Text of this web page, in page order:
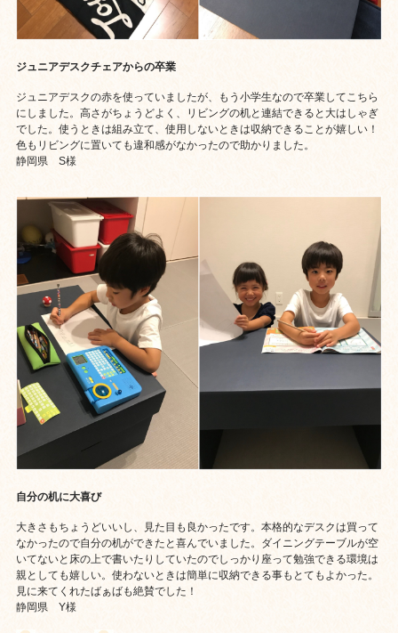
ジュニアデスクチェアからの卒業
ジュニアデスクの赤を使っていましたが、もう小学生なので卒業してこちら
にしました。高さがちょうどよく、リビングの机と連結できると大はしゃぎ
でした。使うときは組み立て、使用しないときは収納できることが嬉しい！
色もリビングに置いても違和感がなかったので助かりました。
静岡県 S様
自分の机に大喜び
大きさもちょうどいいし、見た目も良かったです。本格的なデスクは買って
なかったので自分の机ができたと喜んでいました。ダイニングテーブルが空
いてないと床の上で書いたりしていたのでしっかり座って勉強できる環境は
親としても嬉しい。使わないときは簡単に収納できる事もとてもよかった。
見に来てくれたばぁばも絶賛でした！
静岡県 Y様